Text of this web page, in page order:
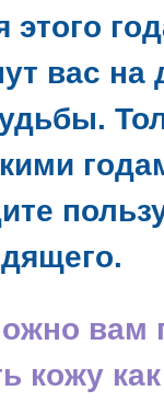
этого
вас на
вам
кожу